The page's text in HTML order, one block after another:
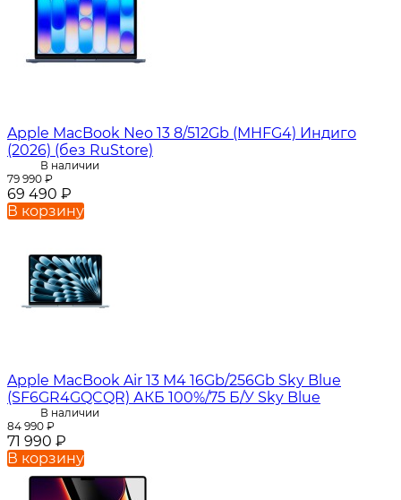
Apple MacBook Neo 13 8/512Gb (MHFG4) Индиго
(2026) (без RuStore)
В наличии
79 990 ₽
69 490 ₽
В корзину
Apple MacBook Air 13 M4 16Gb/256Gb Sky Blue
(SF6GR4GQCQR) АКБ 100%/75 Б/У Sky Blue
В наличии
84 990 ₽
71 990 ₽
В корзину